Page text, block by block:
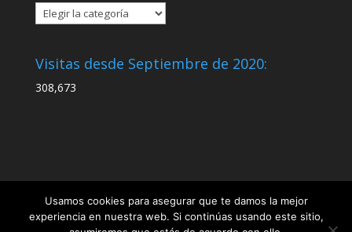
Categorías
Visitas desde Septiembre de 2020:
308,673
Usamos cookies para asegurar que te damos la mejor
experiencia en nuestra web. Si continúas usando este sitio,